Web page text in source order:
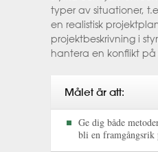
typer av situationer,
en realistisk
projektbeskrivning i
hantera en konflikt
Målet är att:
Ge dig både
bli en framgångsrik